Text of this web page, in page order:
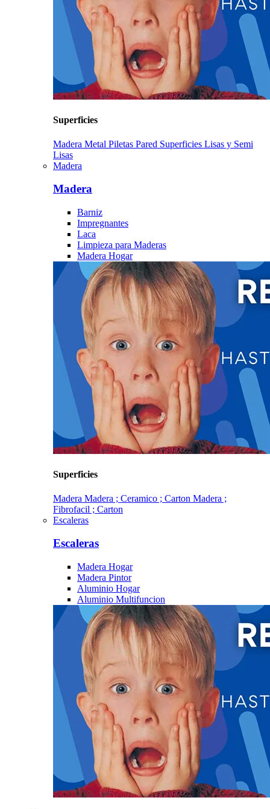
Superficies
Madera Metal Piletas Pared Superficies Lisas y Semi
Lisas
Madera
Madera
Barniz
Impregnantes
Laca
Limpieza para Maderas
Madera Hogar
Superficies
Madera Madera ; Ceramico ; Carton Madera ;
Fibrofacil ; Carton
Escaleras
Escaleras
Madera Hogar
Madera Pintor
Aluminio Hogar
Aluminio Multifuncion